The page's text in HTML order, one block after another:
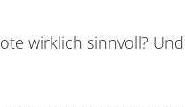
wirklich sinnvoll?